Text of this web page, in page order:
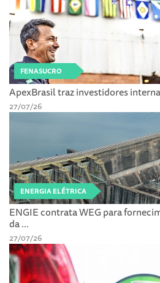
FENASUCRO
ApexBrasil traz investidores
27/07/26
ENERGIA ELÉTRICA
ENGIE contrata WEG para
da ...
27/07/26